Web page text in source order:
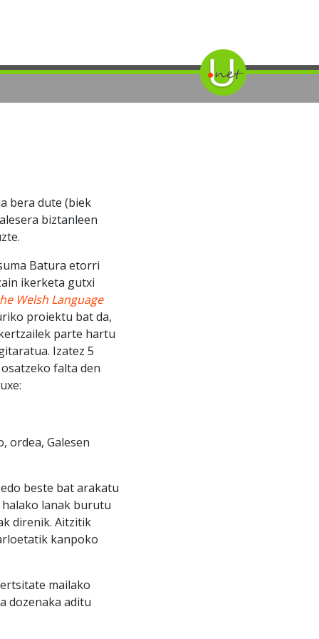
bera dute (biek
biztanleen
Batura etorri
ikerketa gutxi
Welsh Language
proiektu bat da,
parte hartu
Izatez 5
falta den
ordea, Galesen
beste bat arakatu
lanak burutu
direnik. Aitzitik
kanpoko
mailako
dozenaka aditu